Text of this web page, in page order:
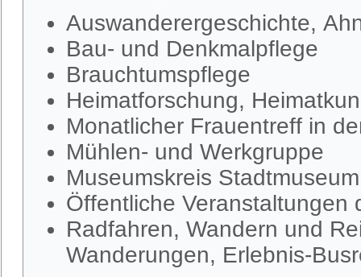
Auswanderergeschichte,
Bau- und Denkmalpflege
Brauchtumspflege
Heimatforschung,
Monatlicher Frauentreff in
Mühlen- und Werkgruppe
Museumskreis
Öffentliche Veranstaltungen
Radfahren, Wandern und
Wanderungen, Erlebnis-